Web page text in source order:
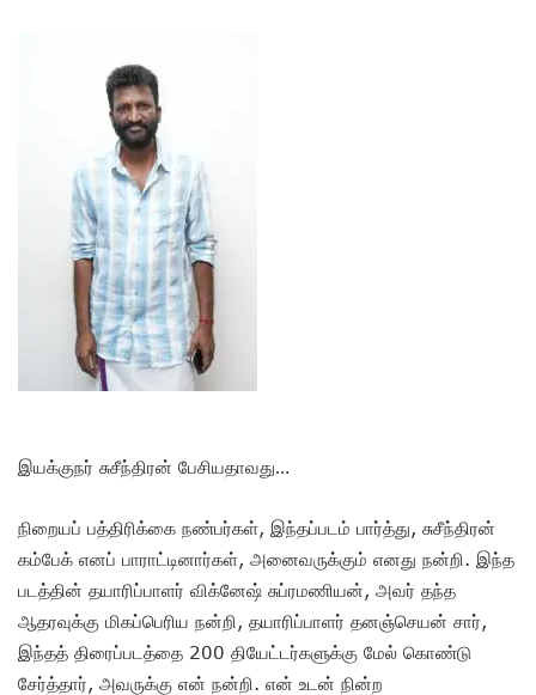
இயக்குநர் சுசீந்திரன் பேசியதாவது…
நிறையப் பத்திரிக்கை நண்பர்கள், இந்தப்படம் பார்த்து, சுசீந்திரன்
கம்பேக் எனப் பாராட்டினார்கள், அனைவருக்கும் எனது நன்றி. இந்த
படத்தின் தயாரிப்பாளர் விக்னேஷ் சுப்ரமணியன், அவர் தந்த
ஆதரவுக்கு மிகப்பெரிய நன்றி, தயாரிப்பாளர் தனஞ்செயன் சார்,
இந்தத் திரைப்படத்தை 200 தியேட்டர்களுக்கு மேல் கொண்டு
சேர்த்தார், அவருக்கு என் நன்றி. என் உடன் நின்ற